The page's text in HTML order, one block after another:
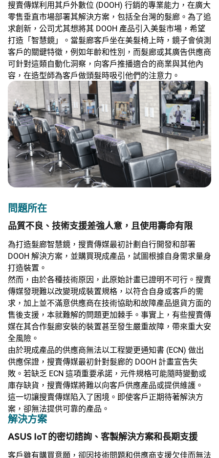
搜賣傳媒利用其戶外數位 (DOOH) 行銷的專業能力，在廣大
零售垂直市場部署其解決方案，包括全台灣的髮廊。為了追
求創新，公司尤其想將其 DOOH 產品引入美髮市場，希望
打造「智慧鏡」。當髮廊客戶坐在美髮椅上時，鏡子會偵測
客戶的關鍵特徵，例如年齡和性別，而髮廊或其廣告供應商
可針對這類自動化洞察，向客戶推播適合的商業與其他內
容，在造型師為客戶做頭髮時吸引他們的注意力。
問題所在
品質不良、技術支援差強人意，且使用壽命有限
為打造髮廊智慧鏡，搜賣傳媒最初計劃自行開發和部署
DOOH 解決方案，並購買現成產品，試圖根據自身需求量身
打造裝置。
然而，由於各種技術原因，此原始計畫已證明不可行。搜賣
傳媒發現難以改變現成裝置規格，以符合自身或客戶的需
求，加上並不滿意供應商在技術協助和故障產品退貨方面的
售後支援，本就難解的問題更加棘手。事實上，有些搜賣傳
媒在其合作髮廊安裝的裝置甚至發生嚴重故障，帶來重大安
全風險。
由於現成產品的供應商無法以工程變更通知書 (ECN) 做出
供應保證，搜賣傳媒最初針對髮廊的 DOOH 計畫宣告失
敗。若缺乏 ECN 這項重要承諾，元件規格可能隨時變動或
庫存缺貨，搜賣傳媒將難以向客戶供應產品或提供維護。
這一切讓搜賣傳媒陷入了困境。即使客戶正期待著解決方
案，卻無法提供可靠的產品。
解決方案
ASUS IoT 的密切諮詢、客製解決方案和長期支援
客戶雖有購買意願，卻因技術問題和供應商支援欠佳而無法